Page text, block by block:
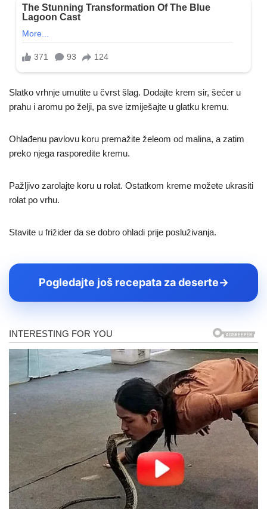
Slatko vrhnje umutite u čvrst šlag. Dodajte krem sir, šećer u
prahu i aromu po želji, pa sve izmiješajte u glatku kremu.
Ohlađenu pavlovu koru premažite želeom od malina, a zatim
preko njega rasporedite kremu.
Pažljivo zarolajte koru u rolat. Ostatkom kreme možete ukrasiti
rolat po vrhu.
Stavite u frižider da se dobro ohladi prije posluživanja.
Pogledajte još recepata za deserte→